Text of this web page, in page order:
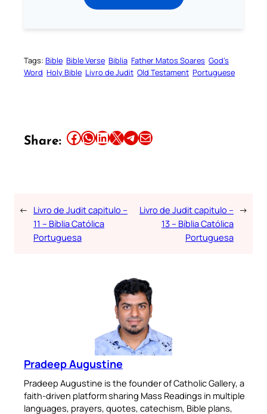
Tags: Bible Bible Verse Biblia Father Matos Soares God’s
Word Holy Bible Livro de Judit Old Testament Portuguese
Share: Share this article on Facebook Share this article on WhatsApp Share this article on LinkedIn Share this article on X Share this article on TelegramEmail this Article
← Livro de Judit capitulo –
11 – Bíblia Católica
Portuguesa
Livro de Judit capitulo –
13 – Bíblia Católica
Portuguesa
→
Pradeep Augustine
Pradeep Augustine is the founder of Catholic Gallery, a
faith-driven platform sharing Mass Readings in multiple
languages, prayers, quotes, catechism, Bible plans,